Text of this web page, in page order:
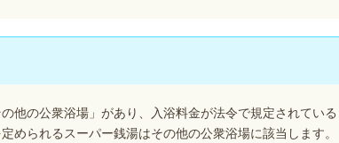
他の公衆浴場」があり、入浴料金が法令で規定されている
められるスーパー銭湯はその他の公衆浴場に該当します。